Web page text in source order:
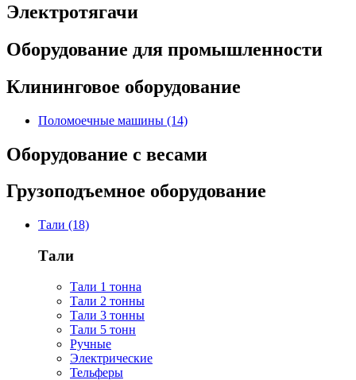
Электротягачи
Оборудование для промышленности
Клининговое оборудование
Поломоечные машины (14)
Оборудование с весами
Грузоподъемное оборудование
Тали (18)
Тали
Тали 1 тонна
Тали 2 тонны
Тали 3 тонны
Тали 5 тонн
Ручные
Электрические
Тельферы